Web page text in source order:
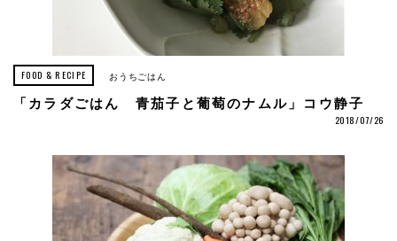
FOOD & RECIPE おうちごはん
「カラダごはん 青茄子と葡萄のナムル」コウ静子
2018/07/26